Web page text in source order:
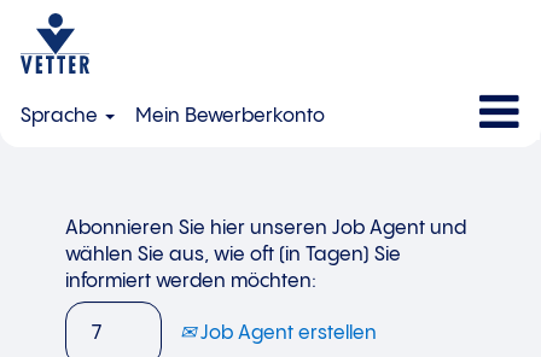
Sprache Mein Bewerberkonto
Abonnieren Sie hier unseren Job Agent und
wählen Sie aus, wie oft (in Tagen) Sie
informiert werden möchten:
Job Agent erstellen